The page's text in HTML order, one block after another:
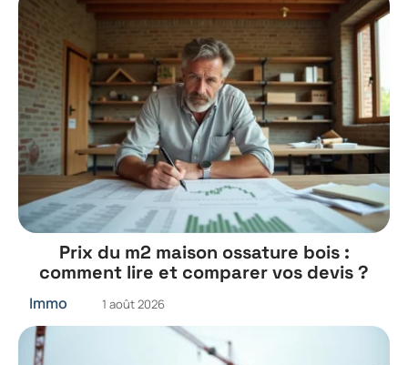
Prix du m2 maison ossature bois :
comment lire et comparer vos devis ?
Immo 1 août 2026